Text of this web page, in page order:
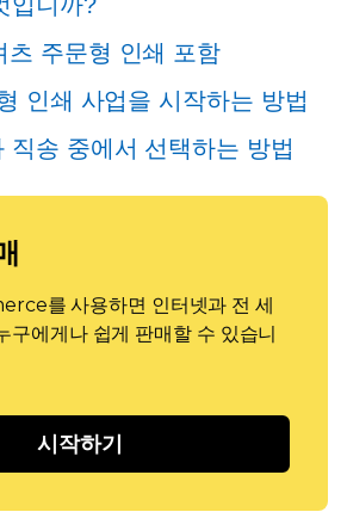
츠 주문형 인쇄 포함
인쇄 사업을 시작하는 방법
직송 중에서 선택하는 방법
를 사용하면 인터넷과 전 세
구에게나 쉽게 판매할 수 있습니
시작하기